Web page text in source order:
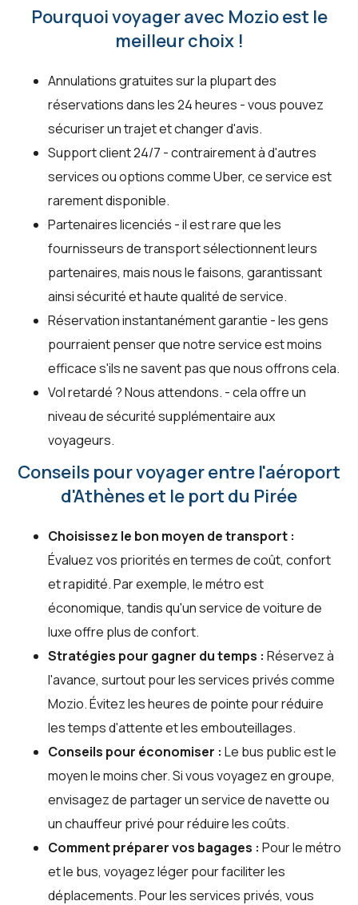
Pourquoi voyager avec Mozio est le
meilleur choix !
Annulations gratuites sur la plupart des
réservations dans les 24 heures - vous pouvez
sécuriser un trajet et changer d'avis.
Support client 24/7 - contrairement à d'autres
services ou options comme Uber, ce service est
rarement disponible.
Partenaires licenciés - il est rare que les
fournisseurs de transport sélectionnent leurs
partenaires, mais nous le faisons, garantissant
ainsi sécurité et haute qualité de service.
Réservation instantanément garantie - les gens
pourraient penser que notre service est moins
efficace s'ils ne savent pas que nous offrons cela.
Vol retardé ? Nous attendons. - cela offre un
niveau de sécurité supplémentaire aux
voyageurs.
Conseils pour voyager entre l'aéroport
d'Athènes et le port du Pirée
Choisissez le bon moyen de transport :
Évaluez vos priorités en termes de coût, confort
et rapidité. Par exemple, le métro est
économique, tandis qu'un service de voiture de
luxe offre plus de confort.
Stratégies pour gagner du temps : Réservez à
l'avance, surtout pour les services privés comme
Mozio. Évitez les heures de pointe pour réduire
les temps d'attente et les embouteillages.
Conseils pour économiser : Le bus public est le
moyen le moins cher. Si vous voyagez en groupe,
envisagez de partager un service de navette ou
un chauffeur privé pour réduire les coûts.
Comment préparer vos bagages : Pour le métro
et le bus, voyagez léger pour faciliter les
déplacements. Pour les services privés, vous